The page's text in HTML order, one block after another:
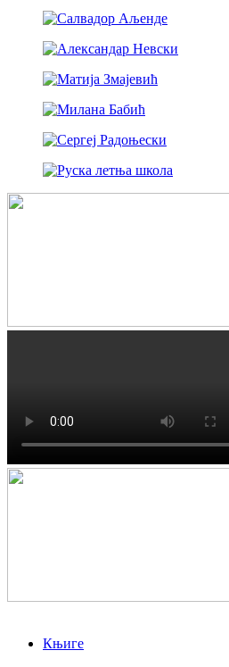
Књиге